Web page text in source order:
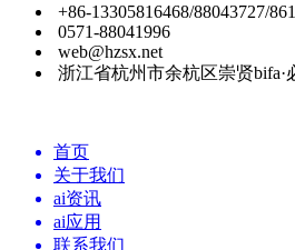
+86-13305816468/88043727/
0571-88041996
web@hzsx.net
浙江省杭州市余杭区崇贤bifa·
首页
关于我们
ai资讯
ai应用
联系我们